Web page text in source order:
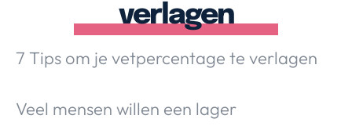
VALERIE'S CHOICE
Travel
Lifestyle
verlagen
7 Tips om je vetpercentage te verlagen
Veel mensen willen een lager